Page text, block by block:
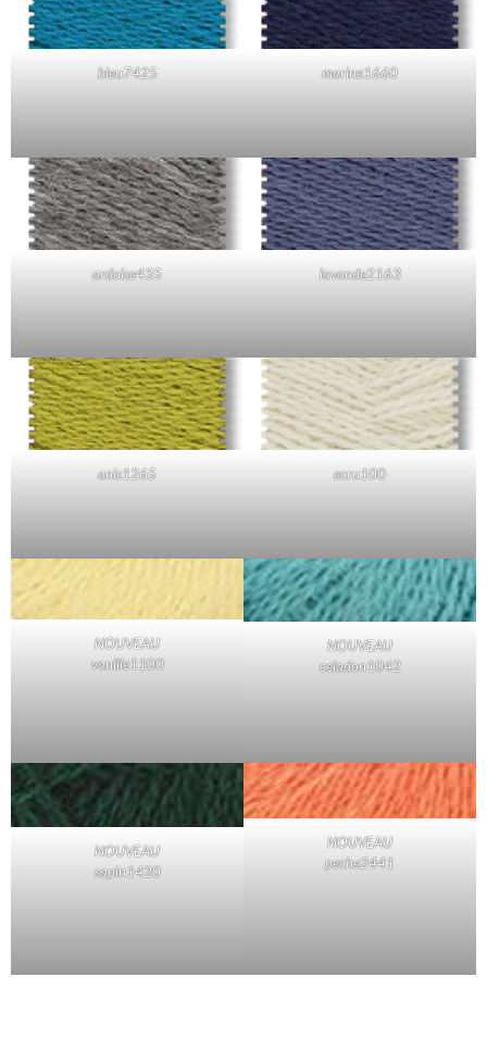
bleu7425 marine1660
ardoise435 lavande2163
anis1265 ecru100
NOUVEAU
vanille1100
NOUVEAU
celadon1042
NOUVEAU
sapin1420
NOUVEAU
peche2441